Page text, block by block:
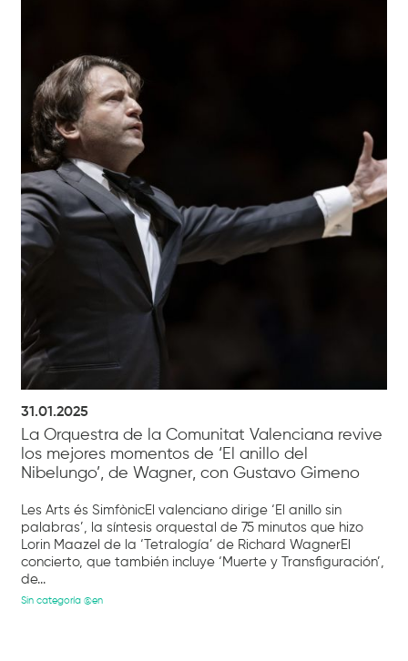
31.01.2025
La Orquestra de la Comunitat Valenciana revive
los mejores momentos de ‘El anillo del
Nibelungo’, de Wagner, con Gustavo Gimeno
Les Arts és SimfònicEl valenciano dirige ‘El anillo sin
palabras’, la síntesis orquestal de 75 minutos que hizo
Lorin Maazel de la ‘Tetralogía’ de Richard WagnerEl
concierto, que también incluye ‘Muerte y Transfiguración’,
de...
Sin categoría @en